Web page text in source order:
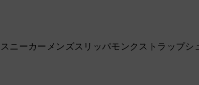
スニーカー メンズスリッパモンクストラップシ